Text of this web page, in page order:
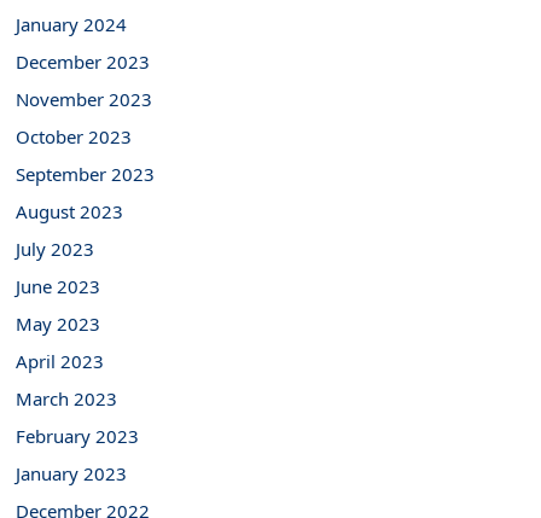
January 2024
December 2023
November 2023
October 2023
September 2023
August 2023
July 2023
June 2023
May 2023
April 2023
March 2023
February 2023
January 2023
December 2022